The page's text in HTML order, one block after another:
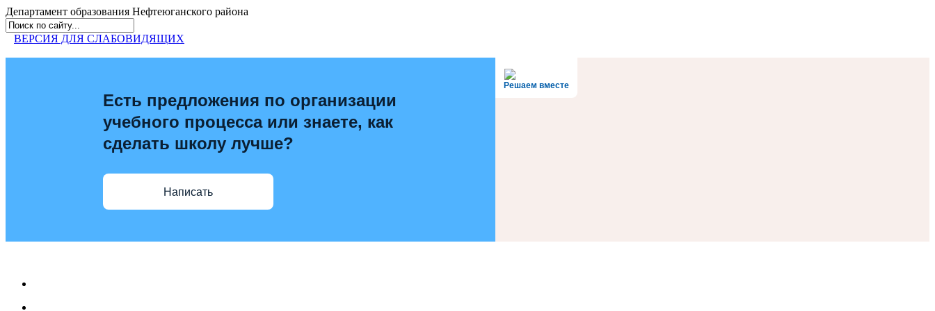
Департамент образования Нефтеюганского района
ВЕРСИЯ ДЛЯ СЛАБОВИДЯЩИХ
Решаем вместе
Есть предложения по организации
учебного процесса или знаете, как
сделать школу лучше?
Написать